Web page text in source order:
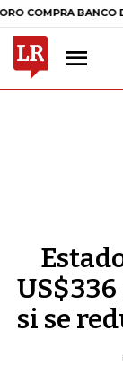
BANCO DE LA
si se